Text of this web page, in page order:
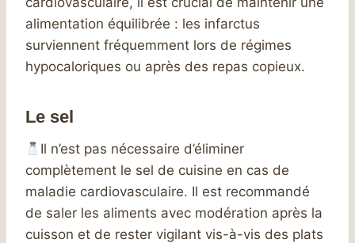
alimentation équilibrée : les infarctus
surviennent fréquemment lors de régimes
hypocaloriques ou après des repas copieux.
Le sel
Il n’est pas nécessaire d’éliminer
complètement le sel de cuisine en cas de
maladie cardiovasculaire. Il est recommandé
de saler les aliments avec modération après la
cuisson et de rester vigilant vis-à-vis des plats